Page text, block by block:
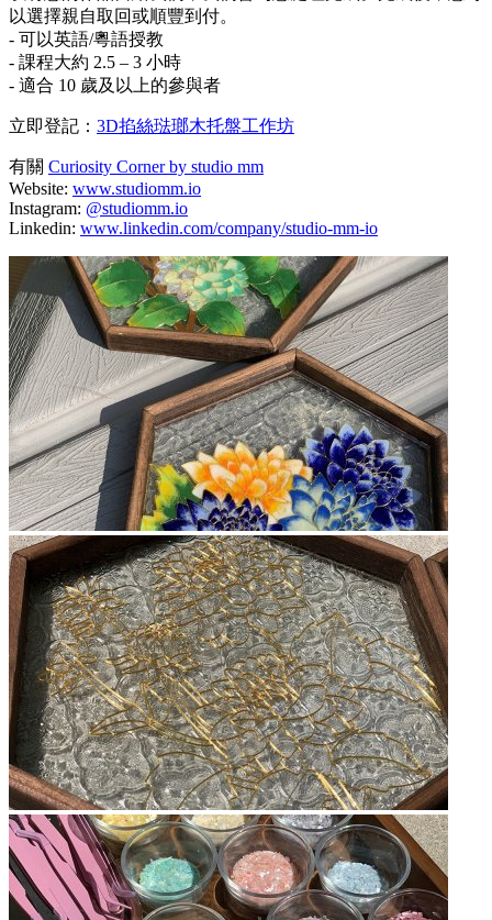
以選擇親自取回或順豐到付。
- 可以英語/粵語授教
- 課程大約 2.5 – 3 小時
- 適合 10 歲及以上的參與者
立即登記： 3D掐絲琺瑯木托盤工作坊
有關 Curiosity Corner by studio mm
Website: www.studiomm.io
Instagram: @studiomm.io
Linkedin: www.linkedin.com/company/studio-mm-io